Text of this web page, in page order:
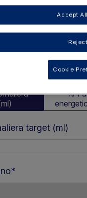
4
selezionato
%
target (ml)
*
Accept
Cookie